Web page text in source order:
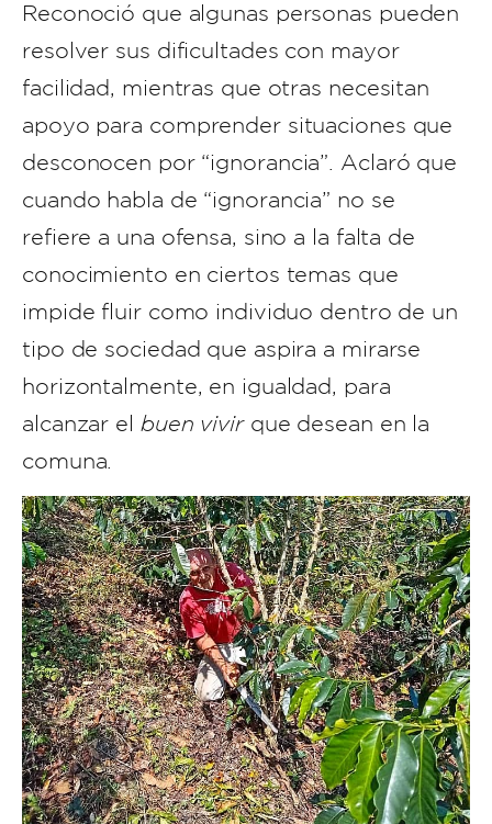
Reconoció que algunas personas pueden
resolver sus dificultades con mayor
facilidad, mientras que otras necesitan
apoyo para comprender situaciones que
desconocen por “ignorancia”. Aclaró que
cuando habla de “ignorancia” no se
refiere a una ofensa, sino a la falta de
conocimiento en ciertos temas que
impide fluir como individuo dentro de un
tipo de sociedad que aspira a mirarse
horizontalmente, en igualdad, para
alcanzar el buen vivirque desean en la
comuna.